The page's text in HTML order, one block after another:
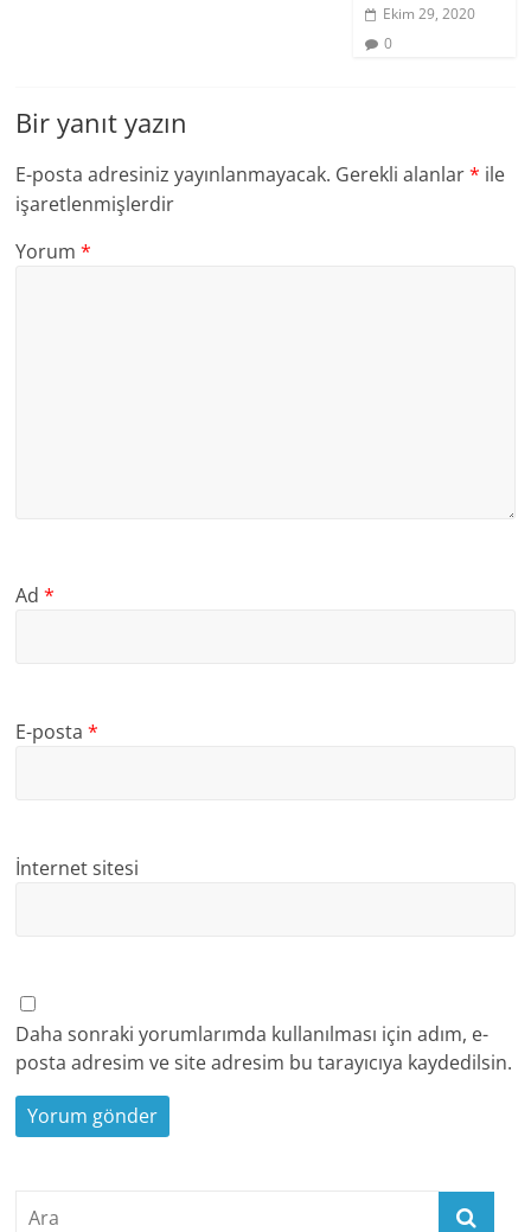
Ekim 29, 2020
0
Bir yanıt yazın
E-posta adresiniz yayınlanmayacak. Gerekli alanlar* ile
işaretlenmişlerdir
Yorum*
Ad*
E-posta*
İnternet sitesi
Daha sonraki yorumlarımda kullanılması için adım, e-
posta adresim ve site adresim bu tarayıcıya kaydedilsin.